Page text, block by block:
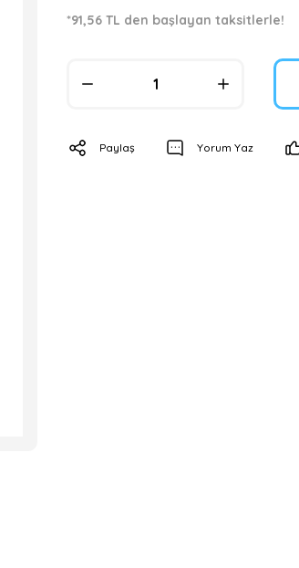
*91,56 TL den başlayan taksitlerle!
Paylaş Yorum Yaz